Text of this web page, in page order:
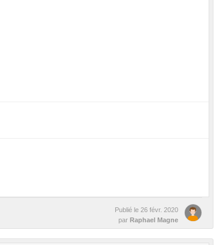
Publié le 26 févr. 2020
par Raphael Magne